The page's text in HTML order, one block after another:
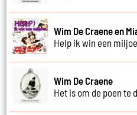
Wim De Craene en
Help ik win een
Wim De Craene
Het is om de poen te